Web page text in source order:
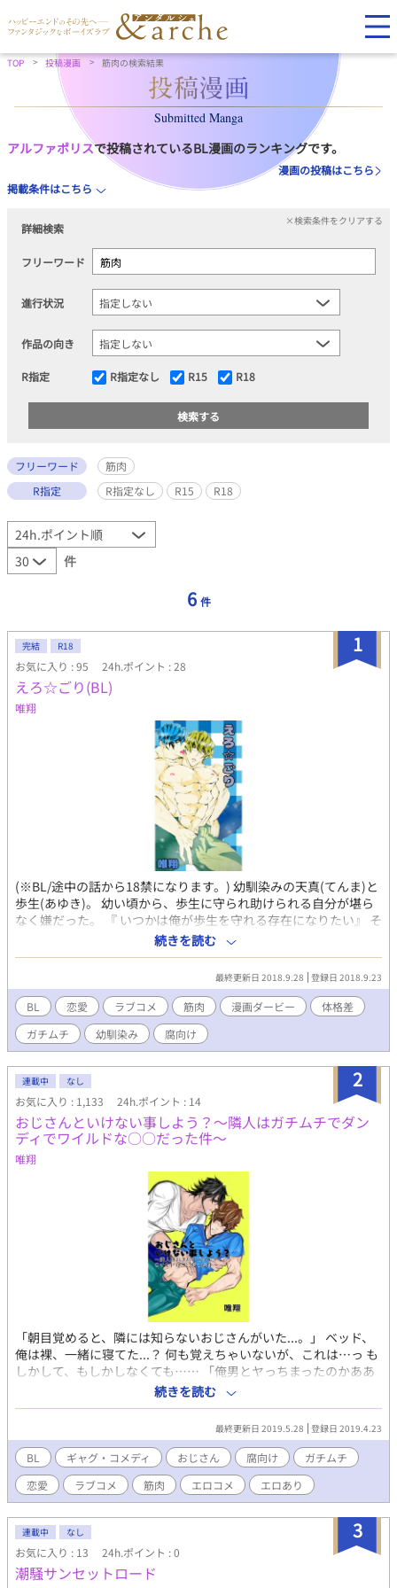
TOP 投稿漫画 筋肉の検索結果
Submitted Manga
アルファポリスで投稿されているBL漫画のランキングです。
漫画の投稿はこちら
掲載条件はこちら
詳細検索
×検索条件をクリアする
フリーワード
進行状況
作品の向き
R指定 R指定なし R15 R18
フリーワード
筋肉
R指定
R指定なし R15 R18
件
6 件
1
完結 R18
お気に入り : 95 24h.ポイント : 28
えろ☆ごり(BL)
唯翔
(※BL/途中の話から18禁になります。) 幼馴染みの天真(てんま)と
歩生(あゆき)。 幼い頃から、歩生に守られ助けられる自分が堪ら
なく嫌だった。 『 いつかは俺が歩生を守れる存在になりたい』 そ
う心に誓い、いつしか抱いた恋心。 いざ打ち明けるべく歩生を遊
園地へと誘う天真だったが…… マッチョ×ごりマッチョ！ えろご
続きを読む
最終更新日 2018.9.28 登録日 2018.9.23
BL 恋愛 ラブコメ 筋肉 漫画ダービー
体格差
ガチムチ
幼馴染み 腐向け
2
連載中 なし
お気に入り : 1,133 24h.ポイント : 14
おじさんといけない事しよう？～隣人はガチムチでダン
ディでワイルドな○○だった件～
唯翔
「朝目覚めると、隣には知らないおじさんがいた...。」 ベッド、
俺は裸、一緒に寝てた...？ 何も覚えちゃいないが、これは…っ も
しかして、もしかしなくても…… 「俺男とヤっちまったのかああ
ぁ？！」 謎を秘めたおじさん×26歳ごく普通の会社員、凛空飛
(りくと)との コメディ有りエロ有りどたばたラブコメです。 ■登
場人物一覧■ 鬼嶌 譲(きしま ゆずる) 多嘉橋 凛空飛(たかはし りく
と) 鈴基 晟織(すずき あきおり)
続きを読む
最終更新日 2019.5.28 登録日 2019.4.23
BL ギャグ・コメディ おじさん 腐向け
ガチムチ
恋愛
ラブコメ 筋肉 エロコメ エロあり
3
連載中 なし
お気に入り : 13 24h.ポイント : 0
潮騒サンセットロード